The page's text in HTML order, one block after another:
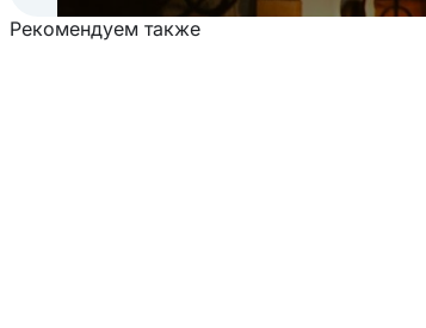
Рекомендуем также